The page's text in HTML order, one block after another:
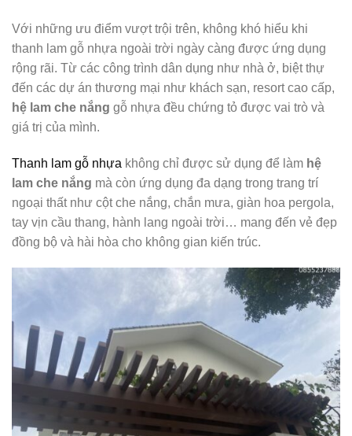
Với những ưu điểm vượt trội trên, không khó hiểu khi
thanh lam gỗ nhựa ngoài trời ngày càng được ứng dụng
rộng rãi. Từ các công trình dân dụng như nhà ở, biệt thự
đến các dự án thương mại như khách sạn, resort cao cấp,
hệ lam che nắng gỗ nhựa đều chứng tỏ được vai trò và
giá trị của mình.
Thanh lam gỗ nhựa không chỉ được sử dụng để làm hệ
lam che nắng mà còn ứng dụng đa dạng trong trang trí
ngoại thất như cột che nắng, chắn mưa, giàn hoa pergola,
tay vịn cầu thang, hành lang ngoài trời… mang đến vẻ đẹp
đồng bộ và hài hòa cho không gian kiến trúc.